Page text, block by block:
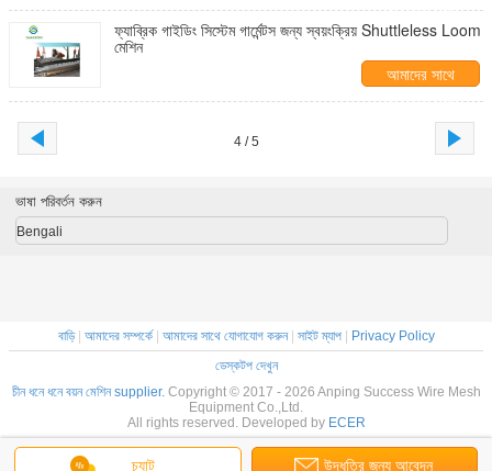
যোগাযোগ করুন
ফ্যাব্রিক গাইডিং সিস্টেম গার্মেন্টস জন্য স্বয়ংক্রিয় Shuttleless Loom
মেশিন
আমাদের সাথে
যোগাযোগ করুন
4 / 5
চ্যাট উদ্ধৃতির জন্য আবেদন
ভাষা পরিবর্তন করুন
Bengali
বাড়ি| আমাদের সম্পর্কে| আমাদের সাথে যোগাযোগ করুন| সাইট ম্যাপ|
Privacy Policy
ডেস্কটপ দেখুন
চীন ধনে ধনে বয়ন মেশিন supplier. Copyright © 2017 - 2026 Anping Success Wire Mesh
Equipment Co.,Ltd.
All rights reserved. Developed by ECER